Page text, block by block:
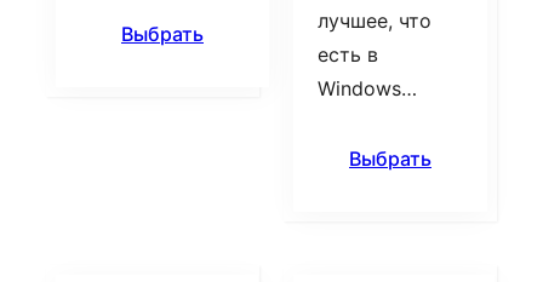
Выбрать
лучшее, что
есть в
Windows…
Выбрать